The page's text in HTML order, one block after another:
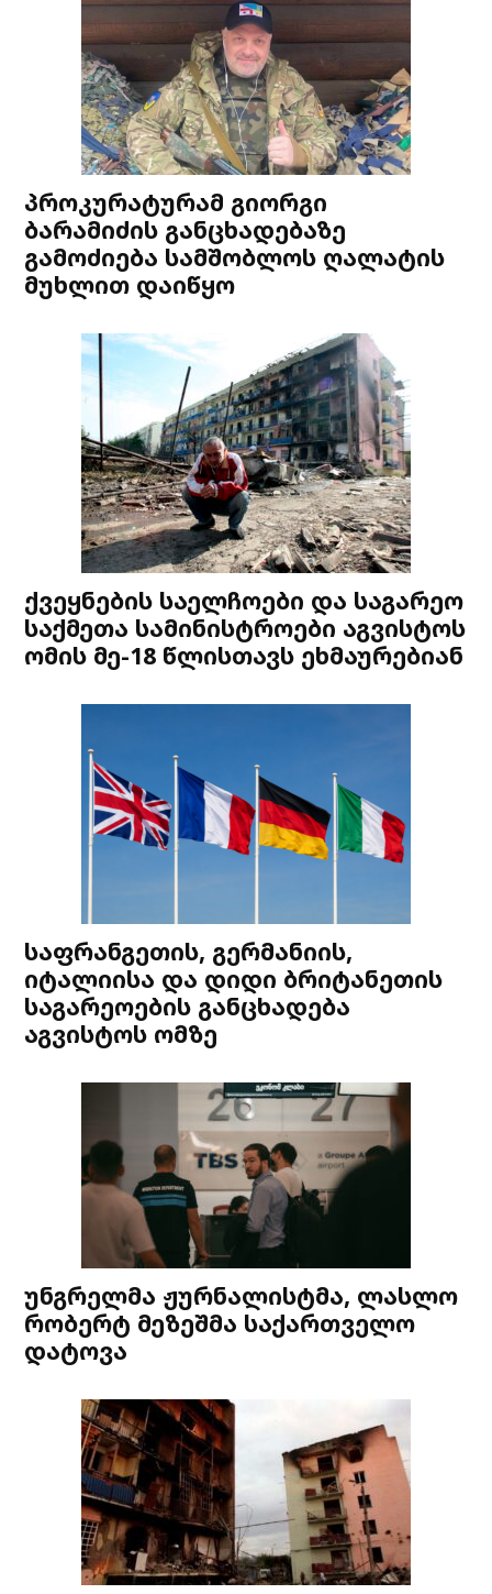
პროკურატურამ გიორგი
ბარამიძის განცხადებაზე
გამოძიება სამშობლოს ღალატის
მუხლით დაიწყო
ქვეყნების საელჩოები და საგარეო
საქმეთა სამინისტროები აგვისტოს
ომის მე-18 წლისთავს ეხმაურებიან
საფრანგეთის, გერმანიის,
იტალიისა და დიდი ბრიტანეთის
საგარეოების განცხადება
აგვისტოს ომზე
უნგრელმა ჟურნალისტმა, ლასლო
რობერტ მეზეშმა საქართველო
დატოვა